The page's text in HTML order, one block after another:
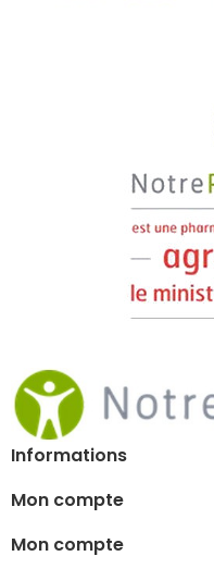
Informations
Mon compte
Mon compte